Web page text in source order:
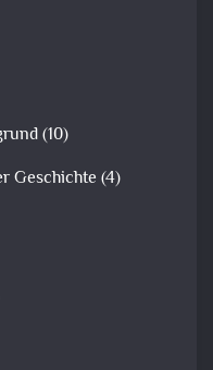
(10)
Geschichte (4)